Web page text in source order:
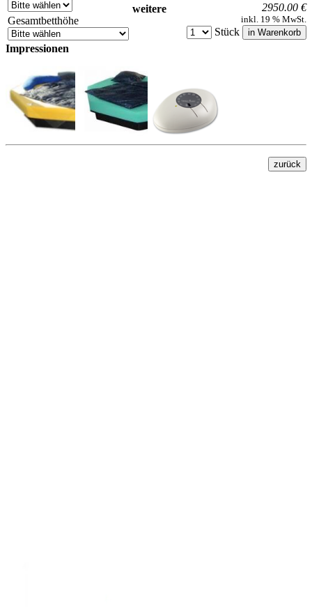
Gesamtbetthöhe
2950.00 €
inkl. 19 % MwSt.
Stück
weitere
Impressionen